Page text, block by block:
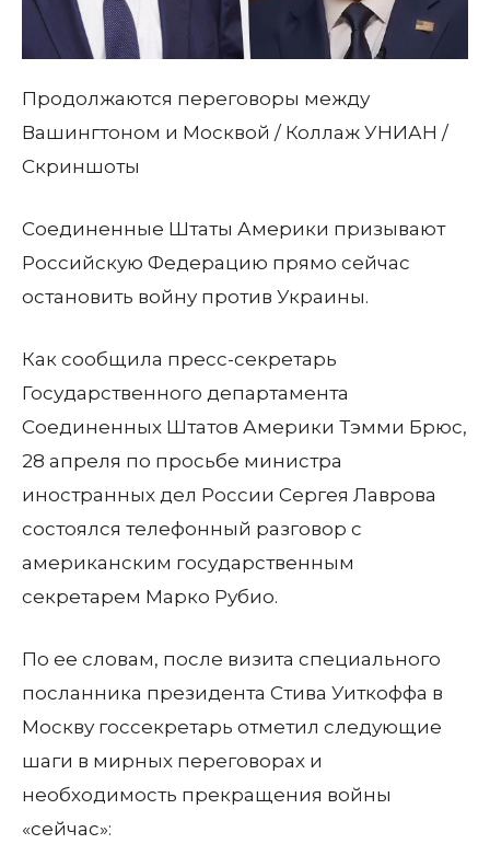
Продолжаются переговоры между
Вашингтоном и Москвой / Коллаж УНИАН /
Скриншоты
Соединенные Штаты Америки призывают
Российскую Федерацию прямо сейчас
остановить войну против Украины.
Как сообщила пресс-секретарь
Государственного департамента
Соединенных Штатов Америки Тэмми Брюс,
28 апреля по просьбе министра
иностранных дел России Сергея Лаврова
состоялся телефонный разговор с
американским государственным
секретарем Марко Рубио.
По ее словам, после визита специального
посланника президента Стива Уиткоффа в
Москву госсекретарь отметил следующие
шаги в мирных переговорах и
необходимость прекращения войны
«сейчас»: